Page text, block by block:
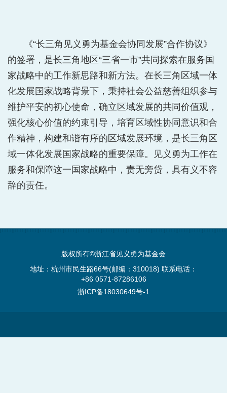
《“长三角见义勇为基金会协同发展”合作协议》
的签署，是长三角地区“三省一市”共同探索在服务国
家战略中的工作新思路和新方法。在长三角区域一体
化发展国家战略背景下，秉持社会公益慈善组织参与
维护平安的初心使命，确立区域发展的共同价值观，
强化核心价值的约束引导，培育区域性协同意识和合
作精神，构建和谐有序的区域发展环境，是长三角区
域一体化发展国家战略的重要保障。见义勇为工作在
服务和保障这一国家战略中，责无旁贷，具有义不容
辞的责任。
版权所有©浙江省见义勇为基金会
地址：杭州市民生路66号(邮编：310018) 联系电话：
+86 0571-87286106
浙ICP备18030649号-1